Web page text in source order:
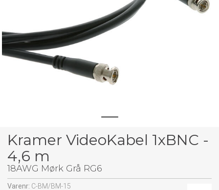
Kramer VideoKabel 1xBNC -
4,6 m
18AWG Mørk Grå RG6
Varenr: C-BM/BM-15